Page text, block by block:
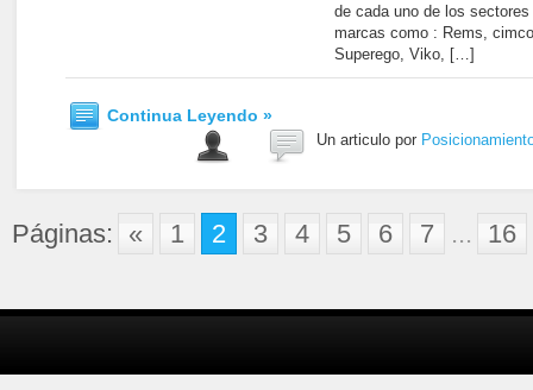
de cada uno de los
marcas como : Rems,
Superego, Viko, […]
Continua Leyendo »
Un articulo por
Páginas: « 1 2 3 4 5 6 7 ... 16